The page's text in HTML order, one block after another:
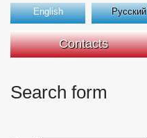
English Русский
Contacts
Search form